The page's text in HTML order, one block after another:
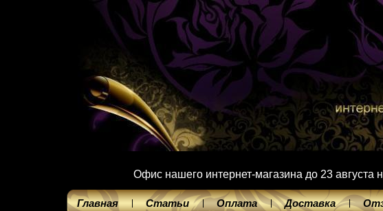
Офис нашего интернет-магазина до 23 августа
Главная Статьи Оплата Доставка